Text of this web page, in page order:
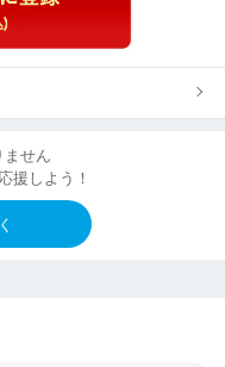
せん
援しよう！